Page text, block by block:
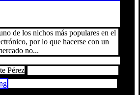
de los nichos más populares en el
por lo que hacerse con un
no...
Pérez